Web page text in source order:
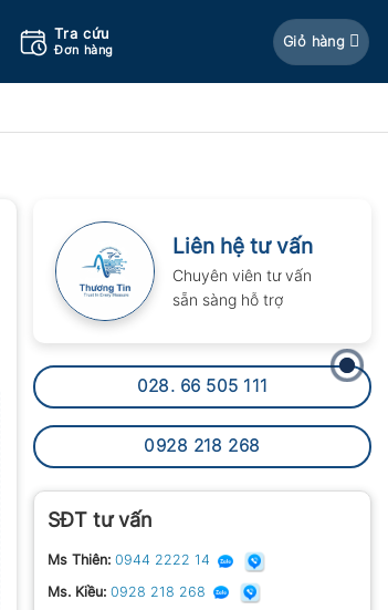
Tra cứu
Đơn hàng
Giỏ hàng
Liên hệ tư vấn
Chuyên viên tư vấn
sẵn sàng hỗ trợ
028. 66 505 111
0928 218 268
SĐT tư vấn
Ms Thiên: 0944 2222 14
Ms. Kiều: 0928 218 268